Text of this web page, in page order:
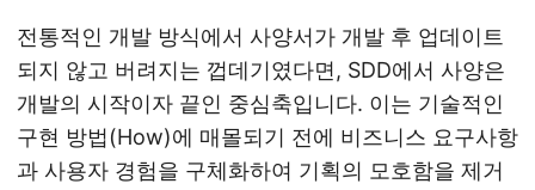
전통적인 개발 방식에서 사양서가 개발 후 업데이트
되지 않고 버려지는 껍데기였다면, SDD에서 사양은
개발의 시작이자 끝인 중심축입니다. 이는 기술적인
구현 방법(How)에 매몰되기 전에 비즈니스 요구사항
과 사용자 경험을 구체화하여 기획의 모호함을 제거